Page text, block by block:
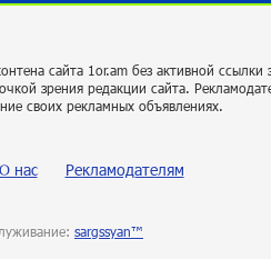
сайта 1or.am без активной ссылки
зрения редакции сайта.
своих рекламных объявлениях.
О нас Рекламодателям
sargssyan™